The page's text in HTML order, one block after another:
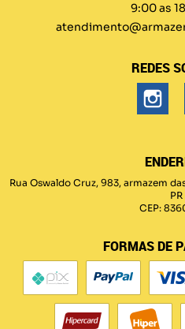
9:00 as
REDES
Rua Oswaldo Cruz, 983, armazem
PR
CEP:
FORMAS DE